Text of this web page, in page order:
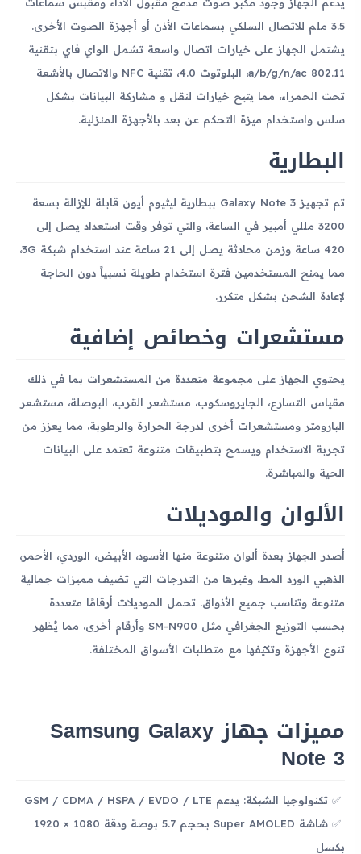
3.5 ملم للاتصال السلكي بسماعات الأذن أو أجهزة الصوت الأخرى.
يشتمل الجهاز على خيارات اتصال واسعة تشمل الواي فاي بتقنية
802.11 a/b/g/n/ac، البلوتوث 4.0، تقنية NFC والاتصال بالأشعة
تحت الحمراء، مما يتيح خيارات لنقل و مشاركة البيانات بشكل
سلس واستخدام ميزة التحكم عن بعد بالأجهزة المنزلية.
البطارية
تم تجهيز Galaxy Note 3 ببطارية ليثيوم أيون قابلة للإزالة بسعة
3200 مللي أمبير في الساعة، والتي توفر وقت استعداد يصل إلى
420 ساعة وزمن محادثة يصل إلى 21 ساعة عند استخدام شبكة 3G،
مما يمنح المستخدمين فترة استخدام طويلة نسبياً دون الحاجة
لإعادة الشحن بشكل متكرر.
مستشعرات وخصائص إضافية
يحتوي الجهاز على مجموعة متعددة من المستشعرات بما في ذلك
مقياس التسارع، الجايروسكوب، مستشعر القرب، البوصلة، مستشعر
البارومتر ومستشعرات أخرى لدرجة الحرارة والرطوبة، مما يعزز من
تجربة الاستخدام ويسمح بتطبيقات متنوعة تعتمد على البيانات
الحية والمباشرة.
الألوان والموديلات
أصدر الجهاز بعدة ألوان متنوعة منها الأسود، الأبيض، الوردي، الأحمر،
الذهبي الورد المط، وغيرها من التدرجات التي تضيف مميزات جمالية
متنوعة وتناسب جميع الأذواق. تحمل الموديلات أرقامًا متعددة
بحسب التوزيع الجغرافي مثل SM-N900 وأرقام أخرى، مما يُظهر
تنوع الأجهزة وتكيّفها مع متطلبات الأسواق المختلفة.
مميزات جهاز Samsung Galaxy
Note 3
تكنولوجيا الشبكة: يدعم GSM / CDMA / HSPA / EVDO / LTE
شاشة Super AMOLED بحجم 5.7 بوصة ودقة 1080 × 1920
بكسل